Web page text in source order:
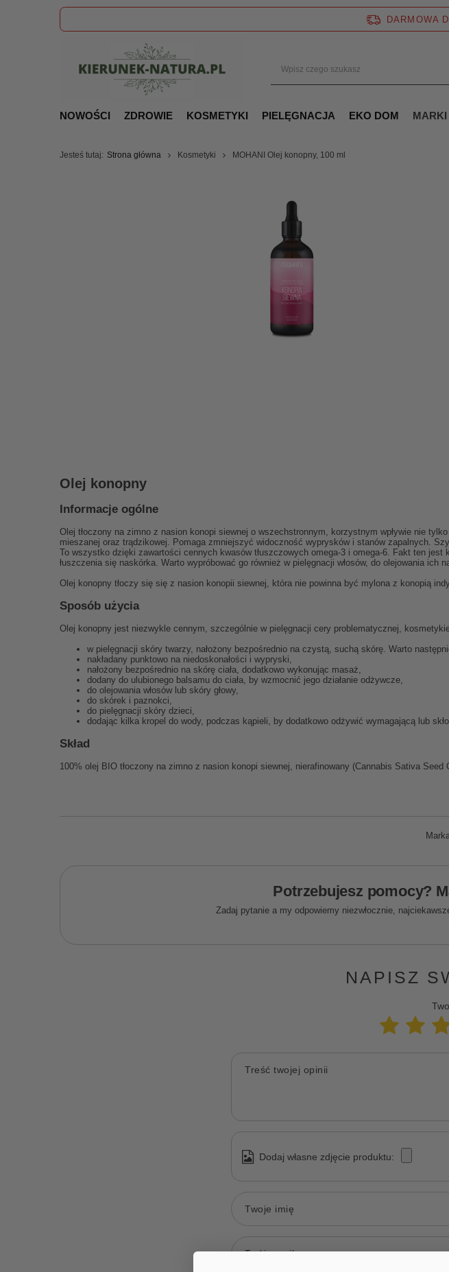
DARMOWA
NOWOŚCI ZDROWIE KOSMETYKI PIELĘGNACJA EKO DOM MARKI
Jesteś tutaj: Strona główna Kosmetyki MOHANI Olej konopny, 100 ml
Olej konopny
Informacje ogólne
Olej tłoczony na zimno z nasion konopi siewnej o wszechstronnym, korzystnym wpływie nie
mieszanej oraz trądzikowej. Pomaga zmniejszyć widoczność wyprysków i stanów zapalnych.
To wszystko dzięki zawartości cennych kwasów tłuszczowych omega-3 i omega-6. Fakt ten
łuszczenia się naskórka. Warto wypróbować go również w pielęgnacji włosów, do olejowania ich
Olej konopny tłoczy się się z nasion konopii siewnej, która nie powinna być mylona z konopią
Sposób użycia
Olej konopny jest niezwykle cennym, szczególnie w pielęgnacji cery problematycznej,
w pielęgnacji skóry twarzy, nałożony bezpośrednio na czystą, suchą skórę. Warto
nakładany punktowo na niedoskonałości i wypryski,
nałożony bezpośrednio na skórę ciała, dodatkowo wykonując masaż,
dodany do ulubionego balsamu do ciała, by wzmocnić jego działanie odżywcze,
do olejowania włosów lub skóry głowy,
do skórek i paznokci,
do pielęgnacji skóry dzieci,
dodając kilka kropel do wody, podczas kąpieli, by dodatkowo odżywić wymagającą lub
Skład
100% olej BIO tłoczony na zimno z nasion konopi siewnej, nierafinowany (Cannabis Sativa Seed
Potrzebujesz pomocy?
Zadaj pytanie a my odpowiemy niezwłocznie,
NAPISZ
Treść twojej opinii
Dodaj własne zdjęcie produktu:
Twoje imię
Twój email